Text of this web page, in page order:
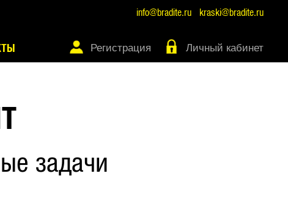
info@bradite.ru kraski@bradite.ru
Регистрация Личный кабинет
задачи